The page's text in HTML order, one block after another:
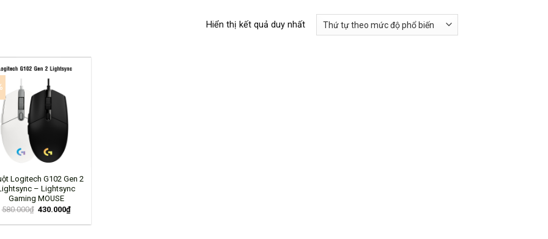
Hiển thị kết quả duy nhất
Logitech G102 Gen 2
– Lightsync
Gaming MOUSE
580.000₫ 430.000₫